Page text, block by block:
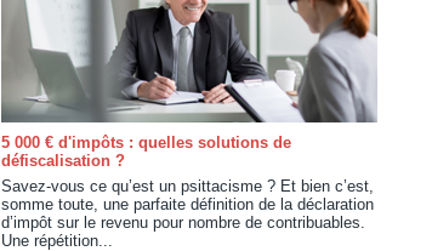
5 000 € d'impôts : quelles solutions de
défiscalisation ?
Savez-vous ce qu’est un psittacisme ? Et bien c’est,
somme toute, une parfaite définition de la déclaration
d’impôt sur le revenu pour nombre de contribuables.
Une répétition...